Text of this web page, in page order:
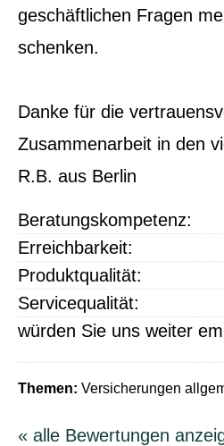
geschäftlichen Fragen
schenken.
Danke für die
Zusammenarbeit in den
R.B. aus Berlin
Beratungskompetenz:
Erreichbarkeit:
Produktqualität:
Servicequalität:
würden Sie uns weiter
Themen: Versicherungen
« alle Bewertungen